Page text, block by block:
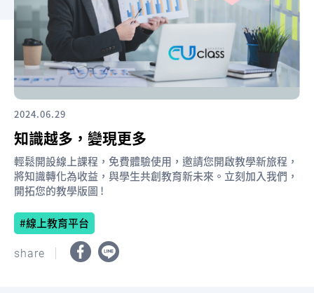
2024.06.29
知識越多，變現更多
輕鬆開設線上課程，免費體驗使用，邀請您開啟教學新旅程，
將知識轉化為收益，與學生共創教育新未來。立刻加入我們，
開拓您的教學版圖 !
線上教育平台
share